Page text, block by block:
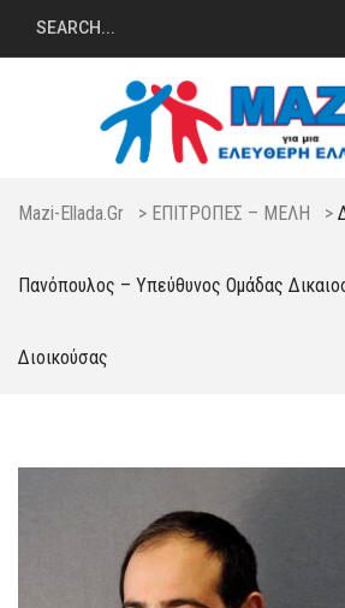
Mazi-Ellada.gr > ΕΠΙΤΡΟΠΕΣ – ΜΕΛΗ >
Πανόπουλος – Υπεύθυνος Ομάδας
Διοικούσας